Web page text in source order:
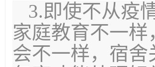
3.即使不从疫
家庭教育不一
会不一样，宿